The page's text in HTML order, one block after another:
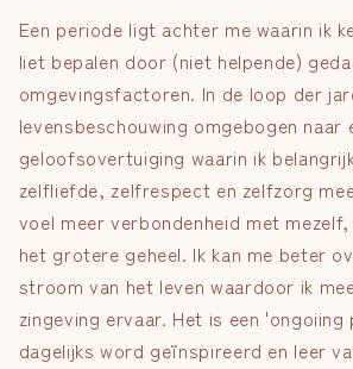
Een periode ligt achter me waarin ik
liet bepalen door (niet helpende)
omgevingsfactoren. In de loop der
levensbeschouwing omgebogen naar
geloofsovertuiging waarin ik
zelfliefde, zelfrespect en zelfzorg
voel meer verbondenheid met
het grotere geheel. Ik kan me beter
stroom van het leven waardoor ik
zingeving ervaar. Het is een
dagelijks word geïnspireerd en leer